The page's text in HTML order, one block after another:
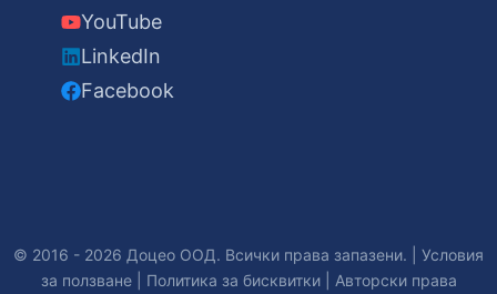
YouTube
LinkedIn
Facebook
© 2016 - 2026 Доцео ООД. Всички права запазени. | Условия
за ползване| Политика за бисквитки| Авторски права